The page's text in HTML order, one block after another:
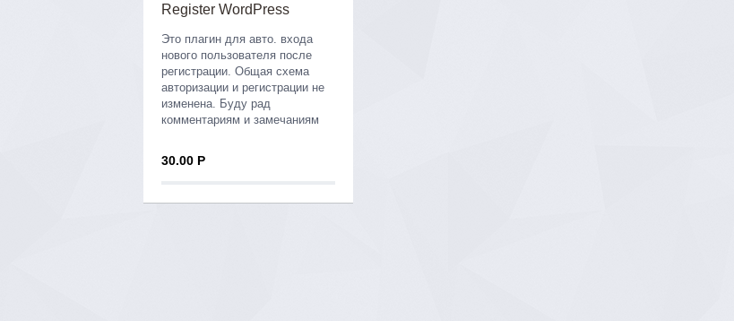
Register WordPress
Это плагин для авто. входа
нового пользователя после
регистрации. Общая схема
авторизации и регистрации не
изменена. Буду рад
комментариям и замечаниям
30.00 Р